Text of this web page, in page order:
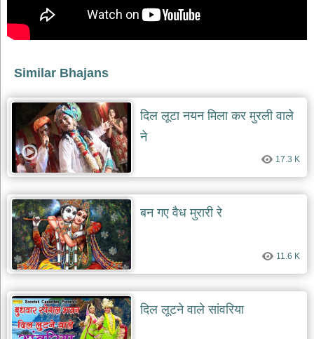
भक्ति
भजन
patriotic
खाटू
भजन
khatu
shaym
bhajans
रानी
सती
भजन
rani
sati
dadi
bhajans
बावा
दयाल
भजन
bawa
lal
Similar Bhajans
दिल लूटा नयन मिला कर मुरली वाले
ने
17.3 K
बन गए वैध मुरारी रे
11.6 K
दिल लूटने वाले सांवरिया